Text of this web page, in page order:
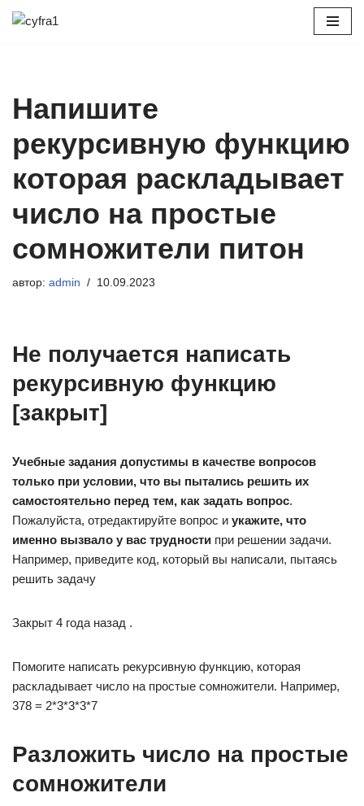
Напишите
рекурсивную функцию
которая раскладывает
число на простые
сомножители питон
автор: admin 10.09.2023
Не получается написать
рекурсивную функцию
[закрыт]
Учебные задания допустимы в качестве вопросов
только при условии, что вы пытались решить их
самостоятельно перед тем, как задать вопрос.
Пожалуйста, отредактируйте вопрос и укажите, что
именно вызвало у вас трудности при решении задачи.
Например, приведите код, который вы написали, пытаясь
решить задачу
Закрыт 4 года назад .
Помогите написать рекурсивную функцию, которая
раскладывает число на простые сомножители. Например,
378 = 2*3*3*3*7
Разложить число на простые
сомножители